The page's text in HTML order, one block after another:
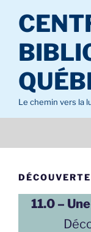
contenu
principal
Le chemin vers la
11.0 –